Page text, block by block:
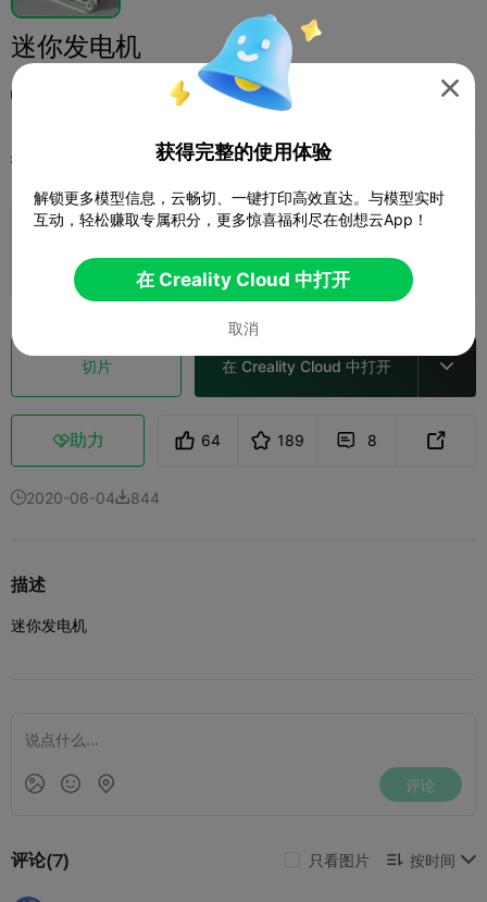
迷你发电机
打印配置 爱好与DIY
添加打印配置
切片 在 Creality Cloud 中打开 
助力 64 189  8 
2020-06-04844
描述
迷你发电机

获得完整的使用体验
解锁更多模型信息，云畅切、一键打印高效直达。与模型实时
互动，轻松赚取专属积分，更多惊喜福利尽在创想云App！
在 Creality Cloud 中打开
取消